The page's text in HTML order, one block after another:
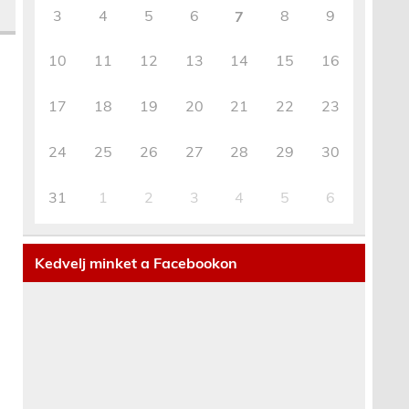
3 4 5 6 7 8 9
10 11 12 13 14 15 16
17 18 19 20 21 22 23
24 25 26 27 28 29 30
31 1 2 3 4 5 6
Kedvelj minket a Facebookon